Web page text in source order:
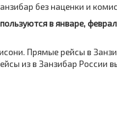
без наценки и
в январе,
Прямые рейсы в
из в Занзибар России